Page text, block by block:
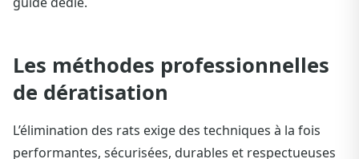
Les méthodes professionnelles
de dératisation
L’élimination des rats exige des techniques à la fois
performantes, sécurisées, durables et respectueuses